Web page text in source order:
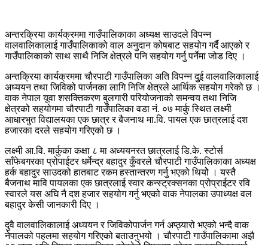
अन्तरक्रिया कार्यक्रममा गाउँपालिकाका अध्यक्ष साउदले विपन्न
वालवालिकालाई गाउँपालिकाको वाल अनुदान कोषबाट सहयोग गर्दै आएको र
गाउँपालिकाको साथ साथै निजि क्षेत्रले पनि सहयोग गर्नु पर्नेमा जोड दिए ।
अन्तक्रिया कार्यक्रममा चौरपाटी गाउँपालिका अति विपन्न दुुई वालवालिकालाई
अध्ययन तथा जिविको पार्जनका लागि निजि क्षेत्रले आर्थिक सहयोग गरेको छ ।
वाक नेपाल यूवा शसक्तिकरण बुलगारी परियोजनाको समन्वय तथा निजि
क्षेत्रको सहयोगमा चौरपाटी गाउँपालिका वडा नं. ०७ मार्कु स्थित लक्ष्मी
आधारभुत विद्यालयका एक छात्र र बैजनाथ मा.वि. पायल एक छात्रलाई दश
हजारका दरले सहयोग गरिएको छ ।
लक्ष्मी आ.वि. मार्कुका कक्षा ८ मा अध्ययनरत छात्रलाई डि.के. स्टोर्स
साँफेबगरका प्रोपाईटर धर्मेन्द्र बहादुर कुँवरले चौरपाटी गाउँपालिकाका अध्यक्ष
हर्क बहादुर साउदको हातबाट रकम हस्तान्तरण गर्नु भएको थियोे । यस्तै
बैजनाथ मावि पायलका एक छात्रलाई स्वार कन्स्ट्रक्सनका प्रोप्राईटर रवि
स्वारले यस अघि नै दश हजार सहयोग गर्नु भएको वाक नेपालका उपाध्यक्ष वल
बहादुर केसी जानकारी दिए ।
दुवै वालवालिकालाई अध्ययन र जिविकोपार्जन गर्न अप्ठ्यारो भएको भन्दै वाक
नेपालको पहलमा सहयोग गरिएको बताउनुभयो । चौरपाटी गाउँपालिकामा अझै